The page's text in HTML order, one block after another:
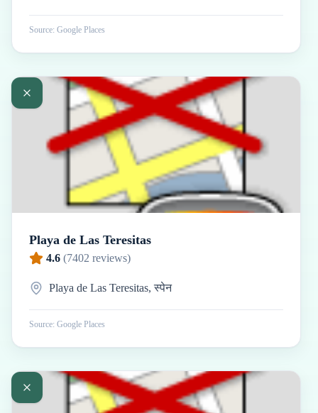
Source: Google Places
Playa de Las Teresitas
4.6 (7402 reviews)
Playa de Las Teresitas, स्पेन
Source: Google Places